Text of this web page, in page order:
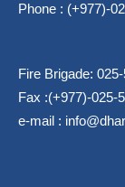
Phone : (+977)-
Fire Brigade:
Fax :(+977)-025-
e-mail :